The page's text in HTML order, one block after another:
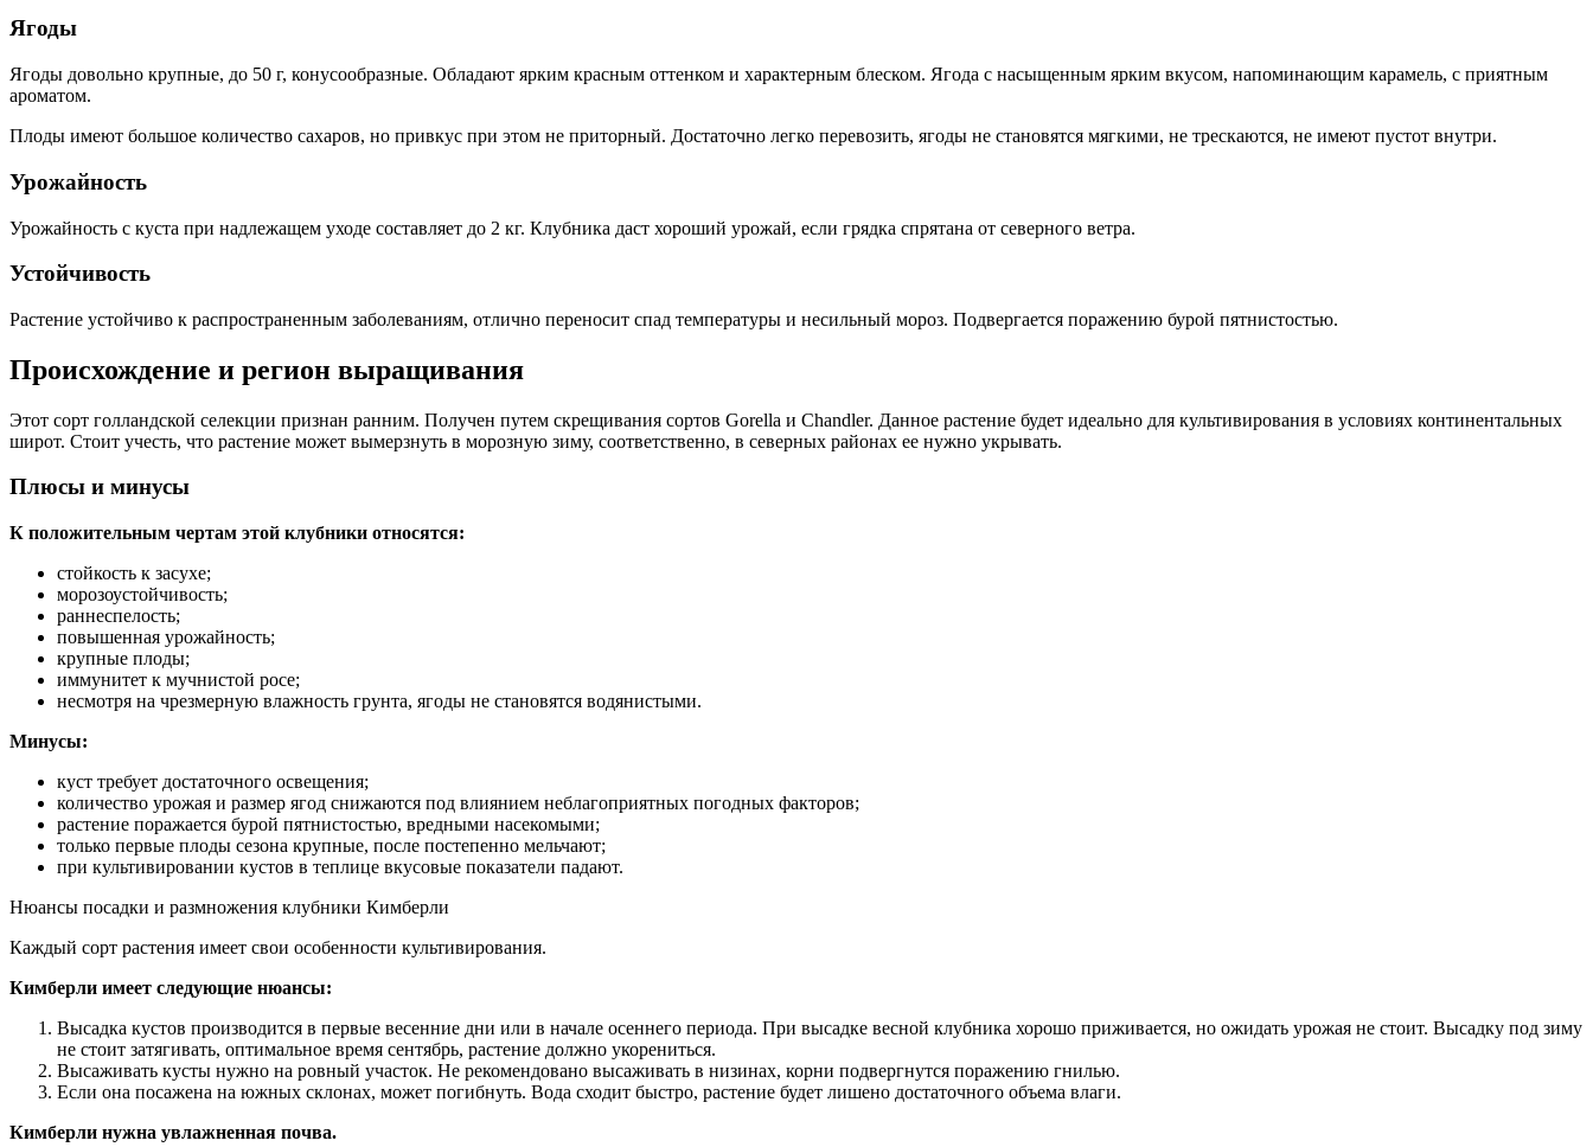
Ягоды
Ягоды довольно крупные, до 50 г, конусообразные. Обладают ярким красным оттенком и характерным блеском. Ягода с насыщенным ярким вкусом, напоминающим карамель, с приятным
ароматом.
Плоды имеют большое количество сахаров, но привкус при этом не приторный. Достаточно легко перевозить, ягоды не становятся мягкими, не трескаются, не имеют пустот внутри.
Урожайность
Урожайность с куста при надлежащем уходе составляет до 2 кг. Клубника даст хороший урожай, если грядка спрятана от северного ветра.
Устойчивость
Растение устойчиво к распространенным заболеваниям, отлично переносит спад температуры и несильный мороз. Подвергается поражению бурой пятнистостью.
Происхождение и регион выращивания
Этот сорт голландской селекции признан ранним. Получен путем скрещивания сортов Gorella и Chandler. Данное растение будет идеально для культивирования в условиях континентальных
широт. Стоит учесть, что растение может вымерзнуть в морозную зиму, соответственно, в северных районах ее нужно укрывать.
Плюсы и минусы
К положительным чертам этой клубники относятся:
стойкость к засухе;
морозоустойчивость;
раннеспелость;
повышенная урожайность;
крупные плоды;
иммунитет к мучнистой росе;
несмотря на чрезмерную влажность грунта, ягоды не становятся водянистыми.
Минусы:
куст требует достаточного освещения;
количество урожая и размер ягод снижаются под влиянием неблагоприятных погодных факторов;
растение поражается бурой пятнистостью, вредными насекомыми;
только первые плоды сезона крупные, после постепенно мельчают;
при культивировании кустов в теплице вкусовые показатели падают.
Нюансы посадки и размножения клубники Кимберли
Каждый сорт растения имеет свои особенности культивирования.
Кимберли имеет следующие нюансы:
Высадка кустов производится в первые весенние дни или в начале осеннего периода. При высадке весной клубника хорошо приживается, но ожидать урожая не стоит. Высадку под зиму
не стоит затягивать, оптимальное время сентябрь, растение должно укорениться.
Высаживать кусты нужно на ровный участок. Не рекомендовано высаживать в низинах, корни подвергнутся поражению гнилью.
Если она посажена на южных склонах, может погибнуть. Вода сходит быстро, растение будет лишено достаточного объема влаги.
Кимберли нужна увлажненная почва.